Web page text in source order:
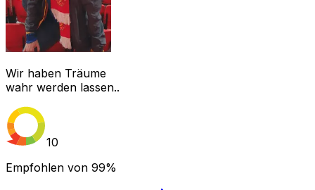
Wir haben Träume
wahr werden lassen..
10
Empfohlen von 99%